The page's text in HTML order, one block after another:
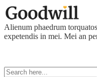
Alienum phaedrum
expetendis in mei. Mei an